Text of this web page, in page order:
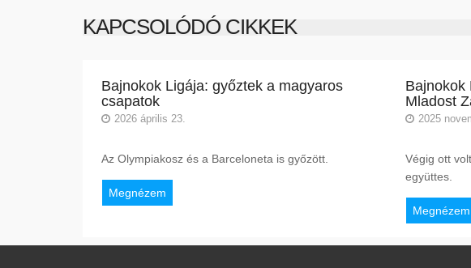
KAPCSOLÓDÓ CIKKEK
Bajnokok Ligája: győztek a magyaros
csapatok
2026 április 23.
Az Olympiakosz és a Barceloneta is győzött.
Megnézem
Bajnokok
Mladost
2025
Végig ott
együttes.
Megnézem